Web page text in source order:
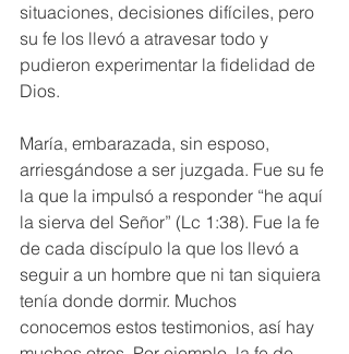
situaciones, decisiones difíciles, pero
su fe los llevó a atravesar todo y
pudieron experimentar la fidelidad de
Dios.
María, embarazada, sin esposo,
arriesgándose a ser juzgada. Fue su fe
la que la impulsó a responder “he aquí
la sierva del Señor” (Lc 1:38). Fue la fe
de cada discípulo la que los llevó a
seguir a un hombre que ni tan siquiera
tenía donde dormir. Muchos
conocemos estos testimonios, así hay